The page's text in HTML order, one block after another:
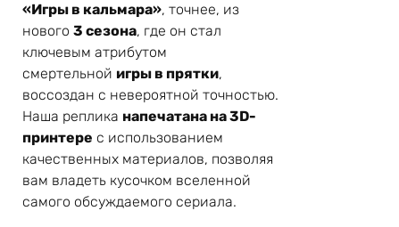
«Игры в кальмара», точнее, из
нового 3 сезона, где он стал
ключевым атрибутом
смертельной игры в прятки,
воссоздан с невероятной точностью.
Наша реплика напечатана на 3D-
принтере с использованием
качественных материалов, позволяя
вам владеть кусочком вселенной
самого обсуждаемого сериала.